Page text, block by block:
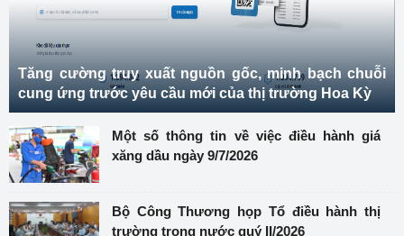
Tăng cường truy xuất nguồn gốc, minh bạch chuỗi
cung ứng trước yêu cầu mới của thị trường Hoa Kỳ
Một số thông tin về việc điều hành giá
xăng dầu ngày 9/7/2026
Bộ Công Thương họp Tổ điều hành thị
trường trong nước quý II/2026